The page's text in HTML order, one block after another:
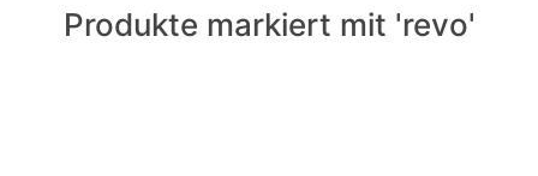
Produkte markiert mit 'revo'